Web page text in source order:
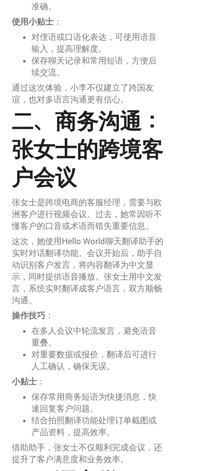
准确。
使用小贴士 ：
对俚语或口语化表达，可使用语音
输入，提高理解度。
保存聊天记录和常用短语，方便后
续交流。
通过这次体验，小李不仅建立了跨国友
谊，也对多语言沟通更有信心。
二、商务沟通：
张女士的跨境客
户会议
张女士是跨境电商的客服经理，需要与欧
洲客户进行视频会议。过去，她常因听不
懂客户的口音或术语而错失重要信息。
这次，她使用Hello World聊天翻译助手的
实时对话翻译功能。会议开始后，助手自
动识别客户发言，将内容翻译为中文显
示，同时提供语音播放。张女士用中文发
言，系统实时翻译成客户语言，双方顺畅
沟通。
操作技巧 ：
在多人会议中轮流发言，避免语音
重叠。
对重要数据或报价，翻译后可进行
人工确认，确保无误。
小贴士 ：
保存常用商务短语为快捷消息，快
速回复客户问题。
结合拍照翻译功能处理订单截图或
产品资料，提高效率。
借助助手，张女士不仅顺利完成会议，还
提升了客户满意度和业务效率。